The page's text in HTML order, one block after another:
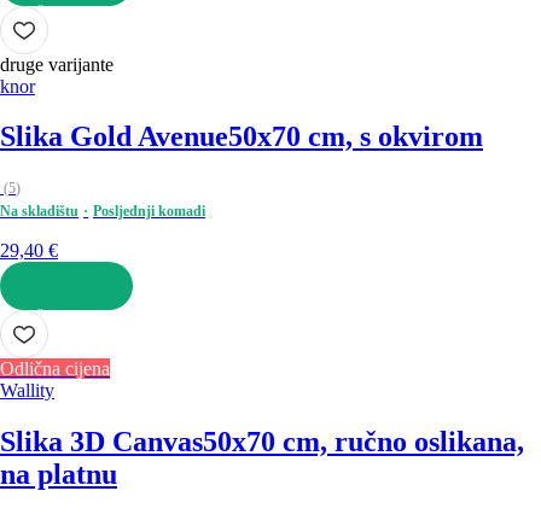
U KOŠARICU
druge varijante
knor
Slika Gold Avenue50x70 cm, s okvirom
(5)
Na skladištu
Posljednji komadi
29,40 €
U KOŠARICU
Odlična cijena
Wallity
Slika 3D Canvas50x70 cm, ručno oslikana,
na platnu